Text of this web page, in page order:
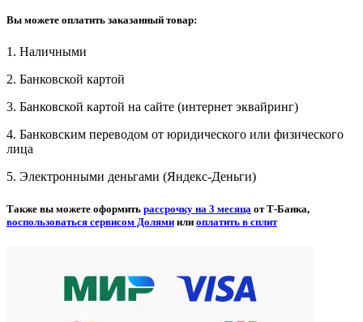
Вы можете оплатить заказанный товар:
1. Наличными
2. Банковской картой
3. Банковской картой на сайте (интернет эквайринг)
4. Банковским переводом от юридического или физического
лица
5. Электронными деньгами (Яндекс-Деньги)
Также вы можете оформить рассрочку на 3 месяца от Т-Банка,
воспользоваться сервисом Долями или оплатить в сплит